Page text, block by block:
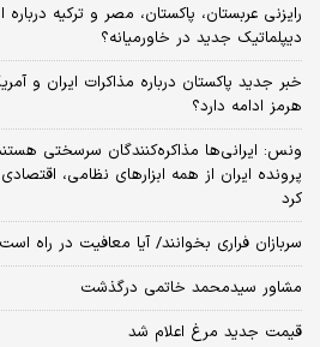
رایزنی عربستان، پاکستان، مصر و ترکیه درباره
دیپلماتیک جدید در خاورمیانه؟
خبر جدید پاکستان درباره مذاکرات ایران و
هرمز ادامه دارد؟
ونس: ایرانی‌ها مذاکره‌کنندگان سرسختی
پرونده ایران از همه ابزارهای نظامی،
کرد
سربازان فراری بخوانند/ آیا معافیت در راه
مشاور سیدمحمد خاتمی درگذشت
قیمت جدید مرغ اعلام شد